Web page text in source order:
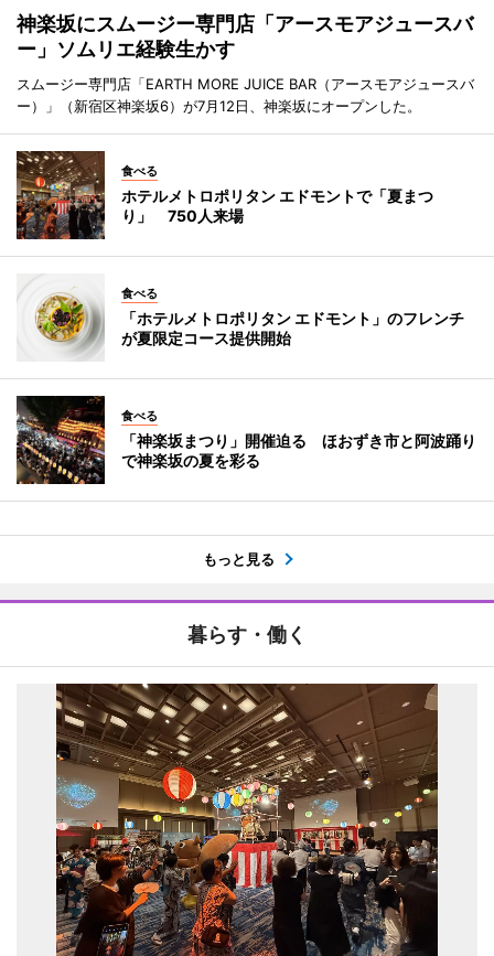
神楽坂にスムージー専門店「アースモアジュースバ
ー」ソムリエ経験生かす
スムージー専門店「EARTH MORE JUICE BAR（アースモアジュースバ
ー）」（新宿区神楽坂6）が7月12日、神楽坂にオープンした。
食べる
ホテルメトロポリタン エドモントで「夏まつ
り」 750人来場
食べる
「ホテルメトロポリタン エドモント」のフレンチ
が夏限定コース提供開始
食べる
「神楽坂まつり」開催迫る ほおずき市と阿波踊り
で神楽坂の夏を彩る
もっと見る
暮らす・働く